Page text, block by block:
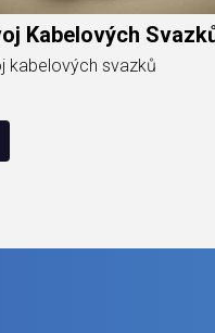
Kabelových
kabelových svazků